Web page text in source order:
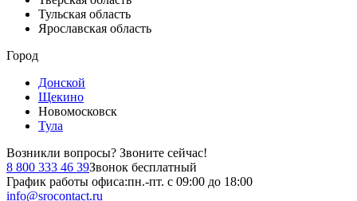
Тульская область
Ярославская область
Город
Донской
Щекино
Новомосковск
Тула
Возникли вопросы? Звоните сейчас!
8 800 333 46 39Звонок бесплатный
График работы офиса:пн.-пт. с 09:00 до 18:00
info@srocontact.ru